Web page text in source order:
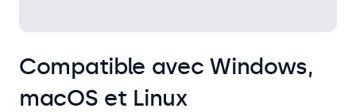
Compatible avec Windows,
macOS et Linux